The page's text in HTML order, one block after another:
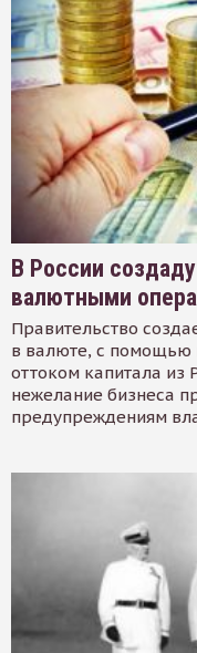
В России
валютными
Правительство
в валюте, с помощью
оттоком капитала из
нежелание бизнеса
предупреждениям